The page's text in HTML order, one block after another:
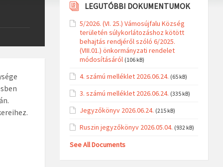
LEGUTÓBBI DOKUMENTUMOK
5/2026. (VI. 25.) Vámosújfalu Község
területén súlykorlátozáshoz kötött
behajtás rendjéről szóló 6/2025.
(VIII.01.) önkormányzati rendelet
módosításáról (106 kB)
4. számú melléklet 2026.06.24. (65 kB)
3. számú melléklet 2026.06.24. (335 kB)
Jegyzőkönyv 2026.06.24. (215 kB)
Ruszin jegyzőkönyv 2026.05.04. (932 kB)
See All Documents